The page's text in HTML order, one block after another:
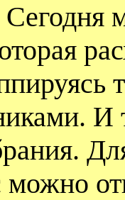
Сегодня
И